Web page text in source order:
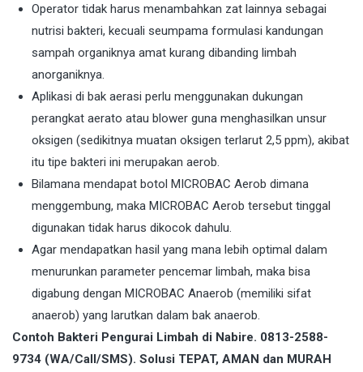
Operator tidak harus menambahkan zat lainnya sebagai
nutrisi bakteri, kecuali seumpama formulasi kandungan
sampah organiknya amat kurang dibanding limbah
anorganiknya.
Aplikasi di bak aerasi perlu menggunakan dukungan
perangkat aerato atau blower guna menghasilkan unsur
oksigen (sedikitnya muatan oksigen terlarut 2,5 ppm), akibat
itu tipe bakteri ini merupakan aerob.
Bilamana mendapat botol MICROBAC Aerob dimana
menggembung, maka MICROBAC Aerob tersebut tinggal
digunakan tidak harus dikocok dahulu.
Agar mendapatkan hasil yang mana lebih optimal dalam
menurunkan parameter pencemar limbah, maka bisa
digabung dengan MICROBAC Anaerob (memiliki sifat
anaerob) yang larutkan dalam bak anaerob.
Contoh Bakteri Pengurai Limbah di Nabire. 0813-2588-
9734 (WA/Call/SMS). Solusi TEPAT, AMAN dan MURAH